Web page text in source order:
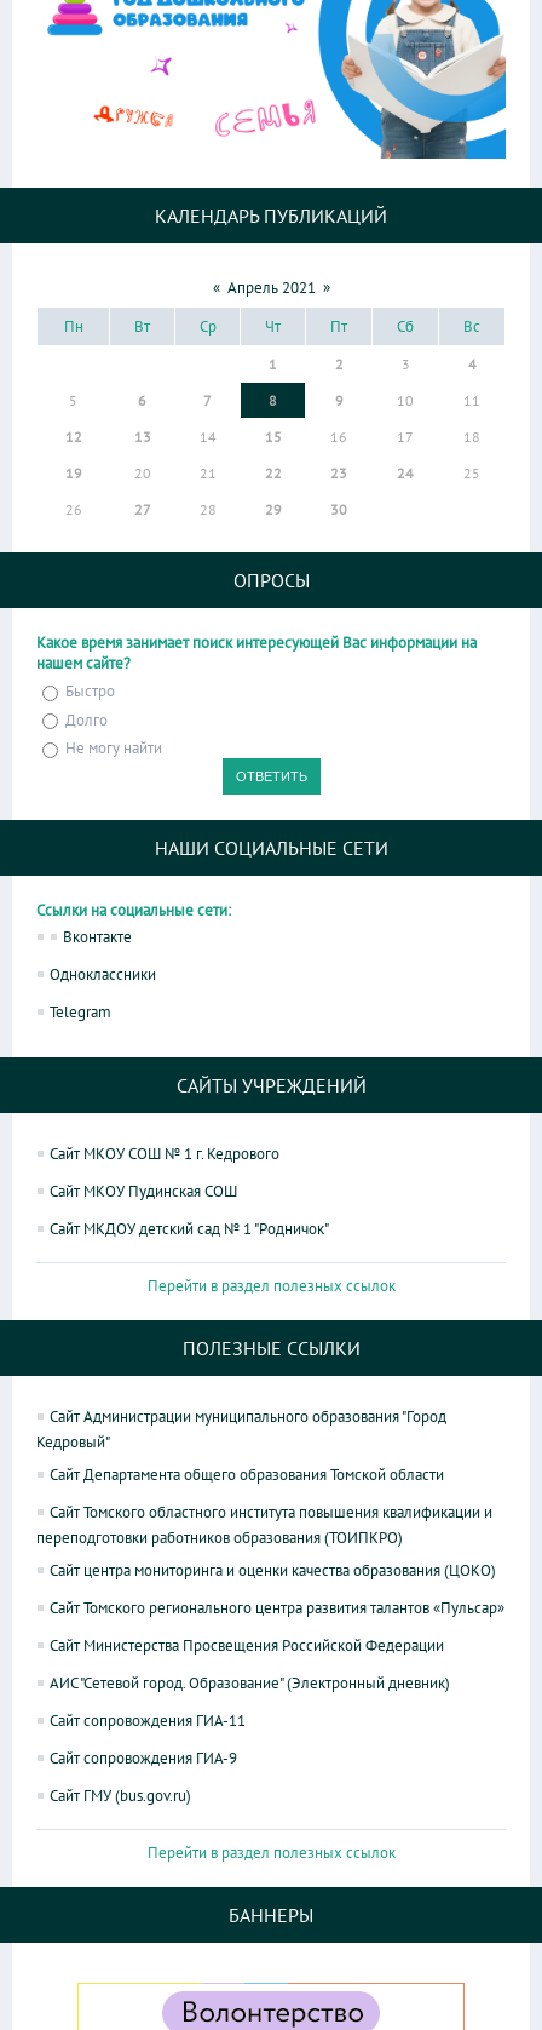
КАЛЕНДАРЬ ПУБЛИКАЦИЙ
« Апрель 2021 »
Пн
Вт Ср Чт Пт Сб Вс
1 2 3
4
5
6 7 8 9 10
11
12
13 14 15 16 17
18
19
20 21 22 23 24
25
26
27 28 29 30
ОПРОСЫ
Какое время занимает поиск интересующей Вас информации на
нашем сайте?
Быстро
Долго
Не могу найти
НАШИ СОЦИАЛЬНЫЕ СЕТИ
Ссылки на социальные сети:
Вконтакте
Одноклассники
Telegram
САЙТЫ УЧРЕЖДЕНИЙ
Сайт МКОУ СОШ № 1 г. Кедрового
Сайт МКОУ Пудинская СОШ
Сайт МКДОУ детский сад № 1 "Родничок"
Перейти в раздел полезных ссылок
ПОЛЕЗНЫЕ ССЫЛКИ
Сайт Администрации муниципального образования "Город
Кедровый"
Сайт Департамента общего образования Томской области
Сайт Томского областного института повышения квалификации и
переподготовки работников образования (ТОИПКРО)
Сайт центра мониторинга и оценки качества образования (ЦОКО)
Сайт Томского регионального центра развития талантов «Пульсар»
Сайт Министерства Просвещения Российской Федерации
АИС "Сетевой город. Образование" (Электронный дневник)
Сайт сопровождения ГИА-11
Сайт сопровождения ГИА-9
Сайт ГМУ (bus.gov.ru)
Перейти в раздел полезных ссылок
БАННЕРЫ